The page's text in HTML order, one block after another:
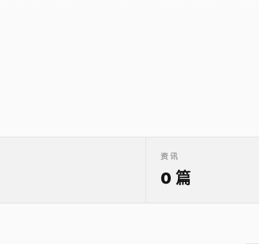
资讯
0 篇